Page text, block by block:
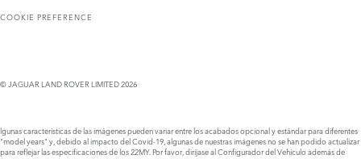
COOKIE PREFERENCE
© JAGUAR LAND ROVER LIMITED 2026
lgunas características de las imágenes pueden variar entre los acabados opcional y estándar para diferentes
"model years" y, debido al impacto del Covid-19, algunas de nuestras imágenes no se han podido actualizar
para reflejar las especificaciones de los 22MY. Por favor, diríjase al Configurador del Vehículo además de